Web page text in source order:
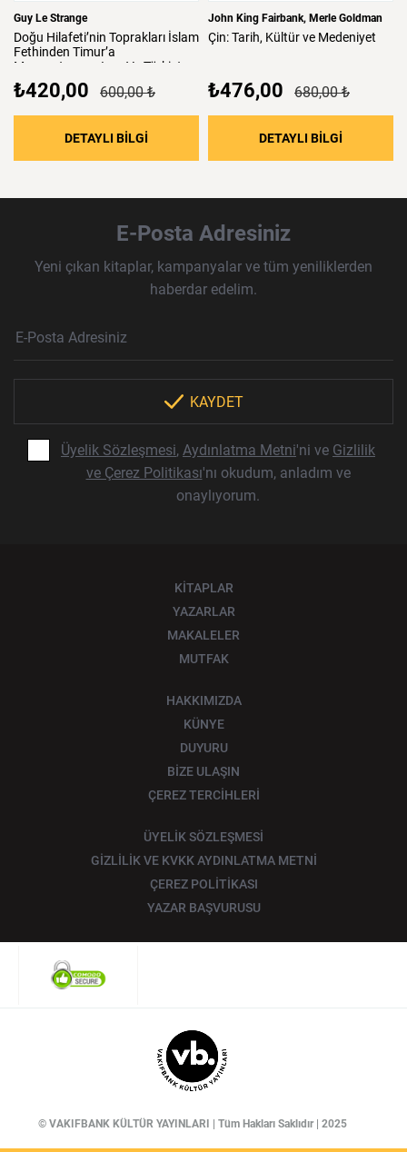
Guy Le Strange
Doğu Hilafeti’nin Toprakları İslam
Fethinden Timur’a
Mezopotamya,
Iran Ve Türkistan
₺420,00 600,00 ₺
DETAYLI BİLGİ : Doğu Hilafeti’nin Toprakları İslam
John King Fairbank Merle Goldman
Çin:Tarih, Kültürve Medeniyet
₺476,00 680,00 ₺
DETAYLI BİLGİ
E-Posta Adresiniz
Yeni çıkan kitaplar, kampanyalar ve tüm yeniliklerden
haberdar edelim.
Haber Bülteni Aboneliği
KAYDET
Üyelik Sözleşmesi, Aydınlatma Metni'ni ve Gizlilik
ve Çerez Politikası'nı okudum, anladım ve
onaylıyorum.
KİTAPLAR
YAZARLAR
MAKALELER
MUTFAK
HAKKIMIZDA
KÜNYE
DUYURU
BİZE ULAŞIN
ÇEREZ TERCİHLERİ
ÜYELİK SÖZLEŞMESİ
GİZLİLİK VE KVKK AYDINLATMA METNİ
ÇEREZ POLİTİKASI
YAZAR BAŞVURUSU
© VAKIFBANK KÜLTÜR YAYINLARI | Tüm Hakları Saklıdır | 2025